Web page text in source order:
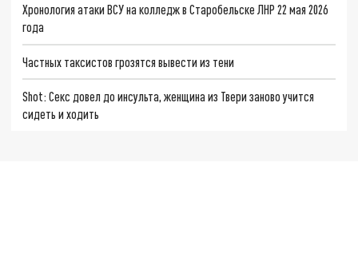
Хронология атаки ВСУ на колледж в Старобельске ЛНР 22 мая 2026
года
Частных таксистов грозятся вывести из тени
Shot: Секс довел до инсульта, женщина из Твери заново учится
сидеть и ходить